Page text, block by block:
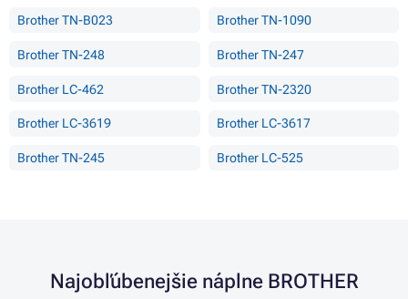
Brother TN-B023 Brother TN-1090
Brother TN-248 Brother TN-247
Brother LC-462 Brother TN-2320
Brother LC-3619 Brother LC-3617
Brother TN-245 Brother LC-525
Najobľúbenejšie náplne BROTHER